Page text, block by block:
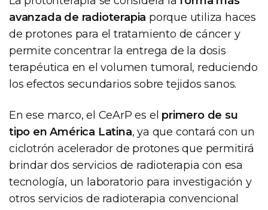
avanzada de radioterapia porque utiliza haces
de protones para el tratamiento de cáncer y
permite concentrar la entrega de la dosis
terapéutica en el volumen tumoral, reduciendo
los efectos secundarios sobre tejidos sanos.
En ese marco, el CeArP es el primero de su
tipo en América Latina, ya que contará con un
ciclotrón acelerador de protones que permitirá
brindar dos servicios de radioterapia con esa
tecnología, un laboratorio para investigación y
otros servicios de radioterapia convencional